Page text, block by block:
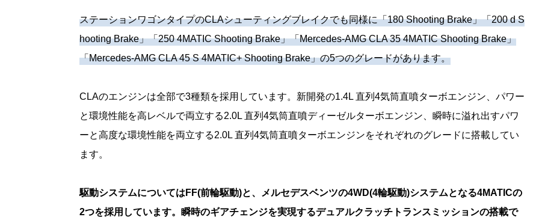
ステーションワゴンタイプのCLAシューティングブレイクでも同様に「180 Shooting Brake」「200 d S
hooting Brake」「250 4MATIC Shooting Brake」「Mercedes-AMG CLA 35 4MATIC Shooting Brake」
「Mercedes-AMG CLA 45 S 4MATIC+ Shooting Brake」の5つのグレードがあります。
CLAのエンジンは全部で3種類を採用しています。新開発の1.4L 直列4気筒直噴ターボエンジン、パワー
と環境性能を高レベルで両立する2.0L 直列4気筒直噴ディーゼルターボエンジン、瞬時に溢れ出すパワ
ーと高度な環境性能を両立する2.0L 直列4気筒直噴ターボエンジンをそれぞれのグレードに搭載してい
ます。
駆動システムについてはFF(前輪駆動)と、メルセデスベンツの4WD(4輪駆動)システムとなる4MATICの
2つを採用しています。瞬時のギアチェンジを実現するデュアルクラッチトランスミッションの搭載で